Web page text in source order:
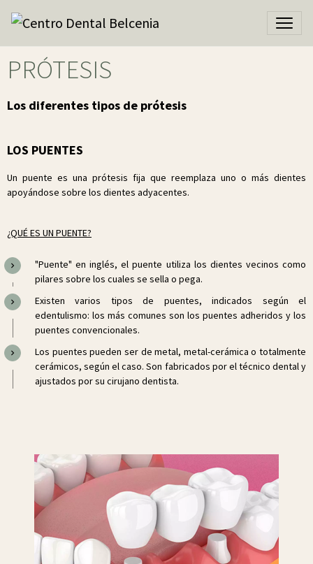
PRÓTESIS
Los diferentes tipos de prótesis
LOS PUENTES
Un puente es una prótesis fija que reemplaza uno o más dientes
apoyándose sobre los dientes adyacentes.
¿QUÉ ES UN PUENTE?
"Puente" en inglés, el puente utiliza los dientes vecinos como
pilares sobre los cuales se sella o pega.
Existen varios tipos de puentes, indicados según el
edentulismo: los más comunes son los puentes adheridos y los
puentes convencionales.
Los puentes pueden ser de metal, metal-cerámica o totalmente
cerámicos, según el caso. Son fabricados por el técnico dental y
ajustados por su cirujano dentista.